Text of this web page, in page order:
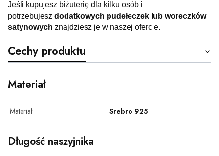
Jeśli kupujesz biżuterię dla kilku osób i
potrzebujesz dodatkowych pudełeczek lub woreczków
satynowych znajdziesz je w naszej ofercie.
Cechy produktu
Materiał
Materiał Srebro 925
Długość naszyjnika